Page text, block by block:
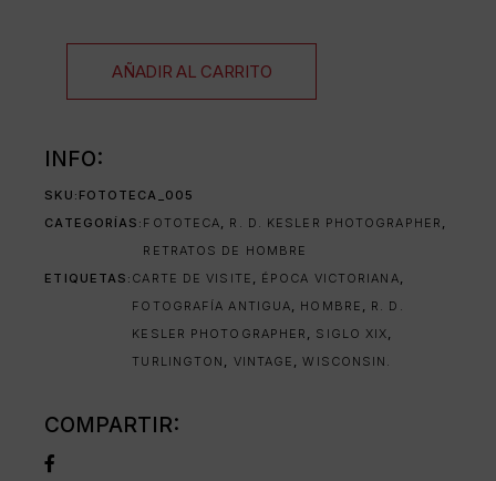
AÑADIR AL CARRITO
INFO:
SKU: FOTOTECA_005
CATEGORÍAS: FOTOTECA, R. D. KESLER PHOTOGRAPHER ,
RETRATOS DE HOMBRE
ETIQUETAS: CARTE DE VISITE , ÉPOCA VICTORIANA,
FOTOGRAFÍA ANTIGUA, HOMBRE , R. D.
KESLER PHOTOGRAPHER , SIGLO XIX,
TURLINGTON , VINTAGE ,WISCONSIN.
COMPARTIR: